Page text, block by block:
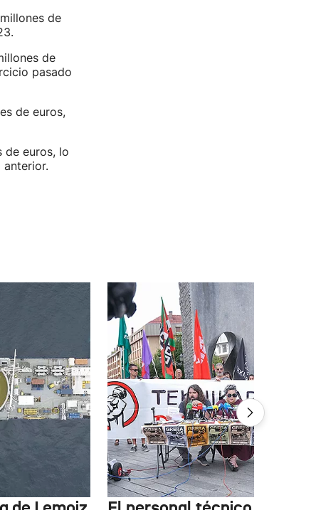
de
de
pasado
de euros,
euros, lo
anterior.